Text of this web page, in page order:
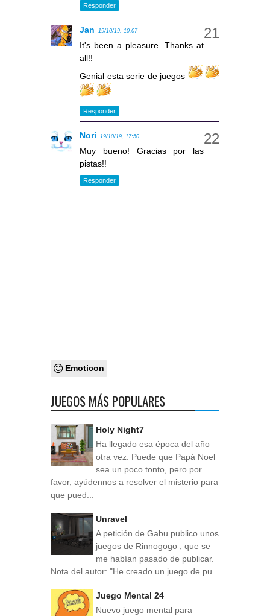
Responder
Jan 19/10/19, 10:07
It's been a pleasure. Thanks at
all!!
Genial esta serie de juegos
Responder
Nori 19/10/19, 17:50
Muy bueno! Gracias por las
pistas!!
Responder
Emoticon
JUEGOS MÁS POPULARES
Holy Night7
Ha llegado esa época del año
otra vez. Puede que Papá Noel
sea un poco tonto, pero por
favor, ayúdennos a resolver el misterio para
que pued...
Unravel
A petición de Gabu publico unos
juegos de Rinnogogo , que se
me habían pasado de publicar.
Nota del autor: "He creado un juego de pu...
Juego Mental 24
Nuevo juego mental para